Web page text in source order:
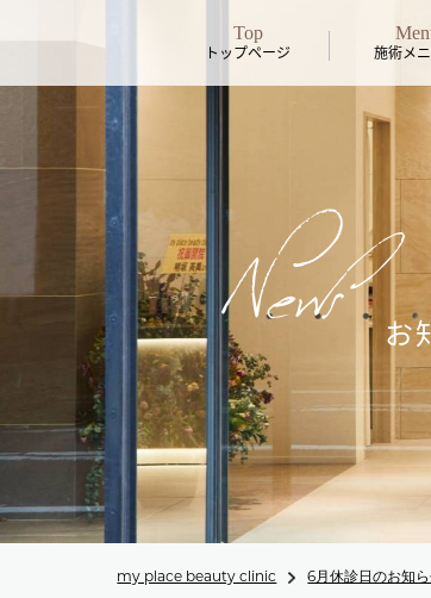
Top
トップページ
施術メ
News お
my place beauty clinic 6月休診日のお知